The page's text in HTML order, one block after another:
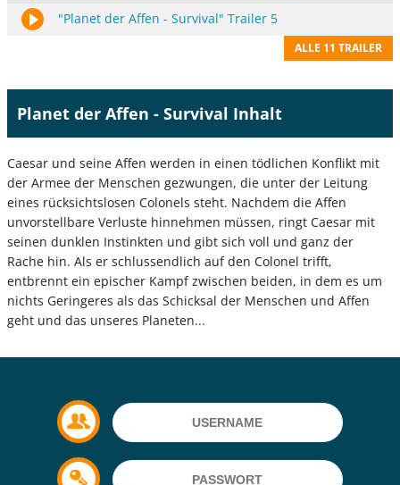
"Planet der Affen - Survival" Trailer 5
ALLE 11 TRAILER
Planet der Affen - Survival Inhalt
Caesar und seine Affen werden in einen tödlichen Konflikt mit
der Armee der Menschen gezwungen, die unter der Leitung
eines rücksichtslosen Colonels steht. Nachdem die Affen
unvorstellbare Verluste hinnehmen müssen, ringt Caesar mit
seinen dunklen Instinkten und gibt sich voll und ganz der
Rache hin. Als er schlussendlich auf den Colonel trifft,
entbrennt ein epischer Kampf zwischen beiden, in dem es um
nichts Geringeres als das Schicksal der Menschen und Affen
geht und das unseres Planeten...